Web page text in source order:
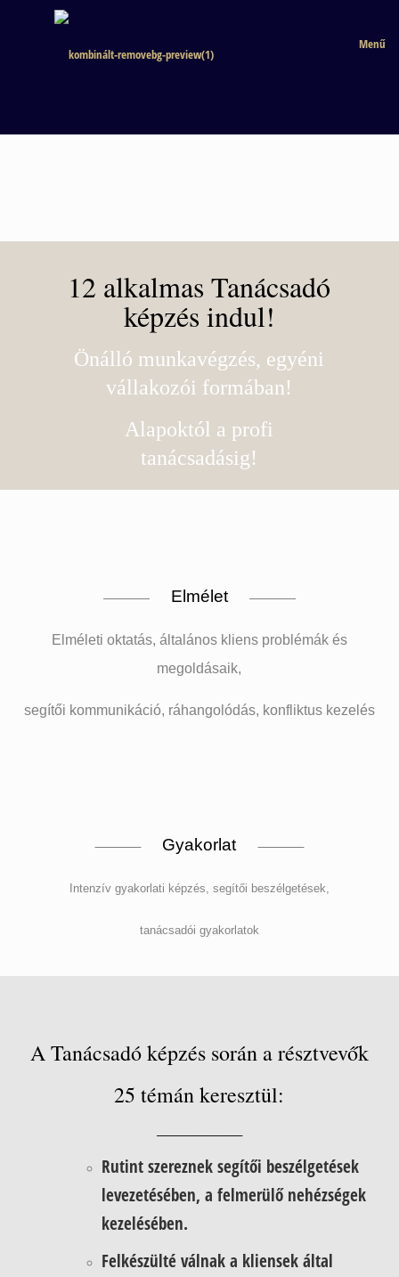
Menű
12 alkalmas Tanácsadó
képzés indul!
Önálló munkavégzés, egyéni
vállakozói formában!
Alapoktól a profi
tanácsadásig!
Elmélet
Elméleti oktatás, általános kliens problémák és
megoldásaik,
segítői kommunikáció, ráhangolódás, konfliktus kezelés
Gyakorlat
Intenzív gyakorlati képzés, segítői beszélgetések,
tanácsadói gyakorlatok
A Tanácsadó képzés során a résztvevők
25 témán keresztül:
Rutint szereznek segítői beszélgetések
levezetésében, a felmerülő nehézségek
kezelésében.
Felkészülté válnak a kliensek által